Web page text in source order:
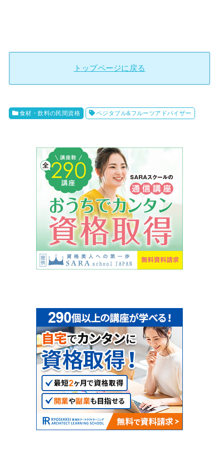
トップページに戻る
食材・飲料の民間資格 ベジタブル&フルーツアドバイザー